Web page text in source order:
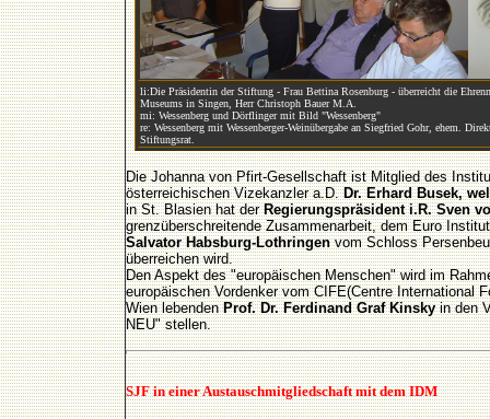
li:Die Präsidentin der Stiftung - Frau Bettina Rosenburg - überreicht die
Museums in Singen, Herr Christoph Bauer M.A.
mi: Wessenberg und Dörflinger mit Bild "Wessenberg"
re: Wessenberg mit Wessenberger-Weinübergabe an Siegfried Gohr, ehem.
Stiftungsrat.
Die Johanna von Pfirt-Gesellschaft ist Mitglied des
österreichischen Vizekanzler a.D.Dr. Erhard Busek,
in St. Blasien hat derRegierungspräsident i.R. Sven
grenzüberschreitende Zusammenarbeit, dem Euro
Salvator Habsburg-Lothringenvom Schloss
überreichen wird.
Den Aspekt des "europäischen Menschen" wird im
europäischen Vordenker vom CIFE(Centre International
Wien lebendenProf. Dr. Ferdinand Graf Kinskyin den
NEU" stellen.
SJF in einer Austauschmitgliedschaft mit dem IDM